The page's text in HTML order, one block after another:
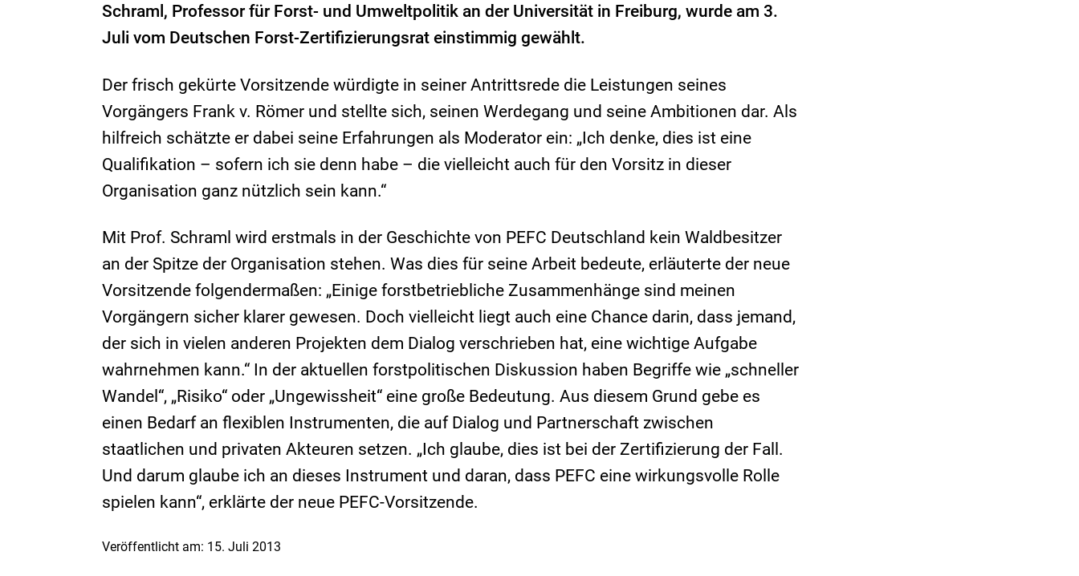
Schraml, Professor für Forst- und Umweltpolitik an der Universität in Freiburg, wurde am 3.
Juli vom Deutschen Forst-Zertifizierungsrat einstimmig gewählt.
Der frisch gekürte Vorsitzende würdigte in seiner Antrittsrede die Leistungen seines
Vorgängers Frank v. Römer und stellte sich, seinen Werdegang und seine Ambitionen dar. Als
hilfreich schätzte er dabei seine Erfahrungen als Moderator ein: „Ich denke, dies ist eine
Qualifikation – sofern ich sie denn habe – die vielleicht auch für den Vorsitz in dieser
Organisation ganz nützlich sein kann.“
Mit Prof. Schraml wird erstmals in der Geschichte von PEFC Deutschland kein Waldbesitzer
an der Spitze der Organisation stehen. Was dies für seine Arbeit bedeute, erläuterte der neue
Vorsitzende folgendermaßen: „Einige forstbetriebliche Zusammenhänge sind meinen
Vorgängern sicher klarer gewesen. Doch vielleicht liegt auch eine Chance darin, dass jemand,
der sich in vielen anderen Projekten dem Dialog verschrieben hat, eine wichtige Aufgabe
wahrnehmen kann.“ In der aktuellen forstpolitischen Diskussion haben Begriffe wie „schneller
Wandel“, „Risiko“ oder „Ungewissheit“ eine große Bedeutung. Aus diesem Grund gebe es
einen Bedarf an flexiblen Instrumenten, die auf Dialog und Partnerschaft zwischen
staatlichen und privaten Akteuren setzen. „Ich glaube, dies ist bei der Zertifizierung der Fall.
Und darum glaube ich an dieses Instrument und daran, dass PEFC eine wirkungsvolle Rolle
spielen kann“, erklärte der neue PEFC-Vorsitzende.
Veröffentlicht am: 15. Juli 2013